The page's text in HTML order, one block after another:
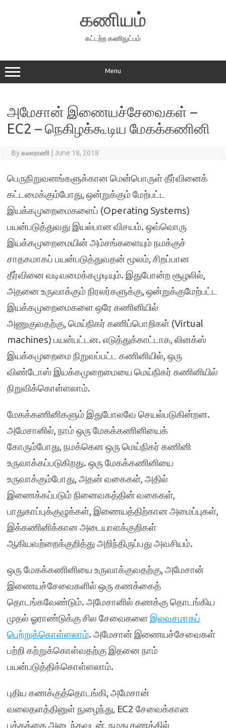
கணியம்
கட்டற்ற கணிநுட்பம்
Menu
அமேசான் இணையச்சேவைகள் –
EC2 – நெகிழக்கூடிய மேகக்கணினி
Byகலாராணி June 18, 2018
பெருநிறுவனங்களுக்கான மென்பொருள் தீர்வினைக்
கட்டமைக்கும்போது, ஒன்றுக்கும் மேற்பட்ட
இயக்கமுறைமைகளைப் (Operating Systems)
பயன்படுத்துவது இயல்பான விசயம். ஒவ்வொரு
இயக்கமுறைமையின் அம்சங்களையும் நமக்குச்
சாதகமாகப் பயன்படுத்துவதன் மூலம், சிறப்பான
தீர்வினை வடிவமைக்கமுடியும். இதுபோன்ற சூழலில்,
அதனை உருவாக்கும் நிரலர்களுக்கு, ஒன்றுக்குமேற்பட்ட
இயக்கமுறைமைகளை ஒரே கணினியில்
அணுகுவதற்கு, மெய்நிகர் கணிப்பொறிகள் (Virtual
machines) பயன்பட்டன. எடுத்துக்காட்டாக, லினக்ஸ்
இயக்கமுறைமை நிறுவப்பட்ட கணினியில், ஒரு
விண்டோஸ் இயக்கமுறைமையை மெய்நிகர் கணினியில்
நிறுவிக்கொள்ளலாம்.
மேகக்கணினிகளும் இதுபோலவே செயல்படுகின்றன.
அமேசானில், நாம் ஒரு மேகக்கணினியைக்
கோரும்போது, நமக்கென ஒரு மெய்நிகர் கணினி
உருவாக்கப்படுகிறது. ஒரு மேகக்கணினியை
உருவாக்கும்போது, அதன் வகைகள், அதில்
இணைக்கப்படும் நினைவகத்தின் வகைகள்,
பாதுகாப்புக்குழுக்கள், இணையத்திற்கான அமைப்புகள்,
இக்கணினிக்கான அடையாளக்குறிகள்
ஆகியவற்றைக்குறித்து அறிந்திருப்பது அவசியம்.
ஒரு மேகக்கணினியை உருவாக்குவதற்கு, அமேசான்
இணையச்சேவைகளில் ஒரு கணக்கைத்
தொடங்கவேண்டும். அமேசானில் கணக்கு தொடங்கிய
முதல் ஓராண்டுக்கு சில சேவைகளை இலவசமாகப்
பெற்றுக்கொள்ளலாம். அமேசான் இணையச்சேவைகள்
பற்றி கற்றுக்கொள்வதற்கு இதனை நாம்
பயன்படுத்திக்கொள்ளலாம்.
புதிய கணக்குத்தொடங்கி, அமேசான்
வலைதளத்தினுள் நுழைந்து, EC2 சேவைக்கான
பக்கத்தை அடைந்தவுடன், நமது கணக்கில்